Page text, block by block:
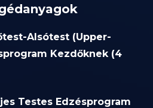
Alsótest (Upper-
Kezdőknek (4
Testes Edzésprogram